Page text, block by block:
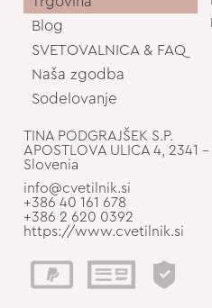
Blog
SVETOVALNICA & FAQ
Naša zgodba
Sodelovanje
TINA PODGRAJŠEK S.P.
APOSTLOVA ULICA 4, 2341 -
Slovenia
info@cvetilnik.si
+386 40 161 678
+386 2 620 0392
https://www.cvetilnik.si